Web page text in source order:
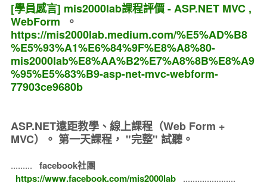
[學員感言] mis2000lab課程評價 - ASP.NET MVC ,
WebForm 。
https://mis2000lab.medium.com/%E5%AD%B8
%E5%93%A1%E6%84%9F%E8%A8%80-
mis2000lab%E8%AA%B2%E7%A8%8B%E8%A9
%95%E5%83%B9-asp-net-mvc-webform-
77903ce9680b
ASP.NET遠距教學、線上課程（Web Form +
MVC）。 第一天課程， "完整" 試聽。
.........
facebook社團
https://www.facebook.com/mis2000lab
......................